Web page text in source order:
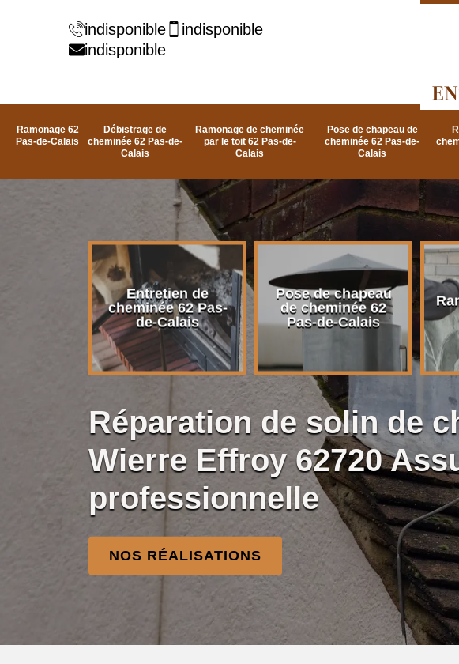
indisponible
indisponible
indisponible
Ramonage 62
Pas-de-Calais
Débistrage de
cheminée 62 Pas-de-
Calais
Ramonage de cheminée
par le toit 62 Pas-de-
Calais
Pose de chapeau de
cheminée 62 Pas-de-
Calais
Entretien de
cheminée 62 Pas-
de-Calais
Pose de chapeau
de cheminée 62
Pas-de-Calais
Réparation de solin de
Wierre Effroy 62720
professionnelle
NOS RÉALISATIONS